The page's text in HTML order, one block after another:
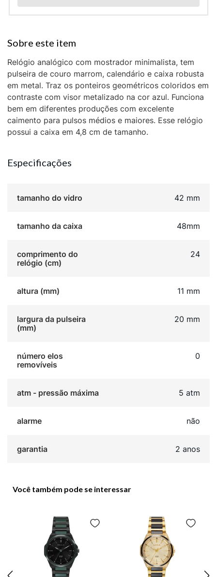
Relógio analógico com mostrador minimalista, tem
pulseira de couro marrom, calendário e caixa robusta
em metal. Traz os ponteiros geométricos coloridos em
contraste com visor metalizado na cor azul. Funciona
bem em diferentes produções com excelente
caimento para pulsos médios e maiores. Esse relógio
possui a caixa em 4,8 cm de tamanho.
Especificações
tamanho do vidro 42 mm
tamanho da caixa 48mm
comprimento do
relógio (cm)
24
altura (mm) 11 mm
largura da pulseira
(mm)
20 mm
número elos
removíveis
0
atm - pressão máxima 5 atm
alarme não
garantia 2 anos
Você também pode se interessar